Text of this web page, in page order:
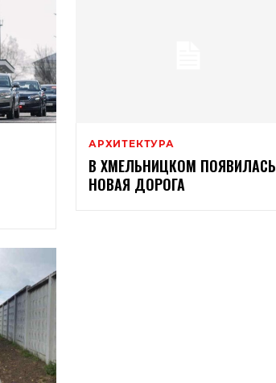
АРХИТЕКТУРА
В ХМЕЛЬНИЦКОМ ПОЯВИЛАСЬ
НОВАЯ ДОРОГА